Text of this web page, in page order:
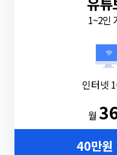
1~2인
인터넷
월
40만원